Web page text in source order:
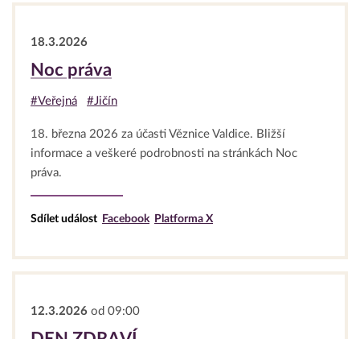
18.3.2026
Noc práva
#Veřejná #Jičín
18. března 2026 za účasti Věznice Valdice. Bližší
informace a veškeré podrobnosti na stránkách Noc
práva.
Sdílet událost Facebook Platforma X
12.3.2026 od 09:00